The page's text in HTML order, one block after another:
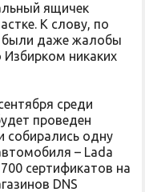
ящичек
К слову, по
были даже жалобы
никаких
среди
проведен
собирались одну
– Lada
сертификатов на
DNS